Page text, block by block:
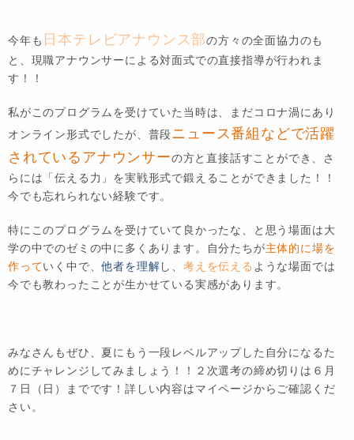
今年も 日本テレビアナウンス部の方々の全面協力のも
と、現職アナウンサーによる対面式での直接指導が行われま
す！！
私がこのプログラムを受けていた当時は、まだコロナ渦にあり
オンライン形式でしたが、普段ニュース番組などで活躍
されているアナウンサーの方と直接話すことができ、さ
らには「伝える力」を実戦形式で鍛えることができました！！
今でも忘れられない経験です。
特にこのプログラムを受けていて良かったな、と思う場面は大
学の中でのゼミの中に多くあります。自分たちが主体的に場を
作っていく中で、他者を理解し、考えを伝える ような場面では
今でも教わったことが生かせている実感があります。
みなさんもぜひ、夏にもう一段レベルアップした自分になるた
めにチャレンジしてみましょう！！２次選考の締め切りは６月
７日（日）までです！詳しい内容はマイページからご確認くだ
さい。